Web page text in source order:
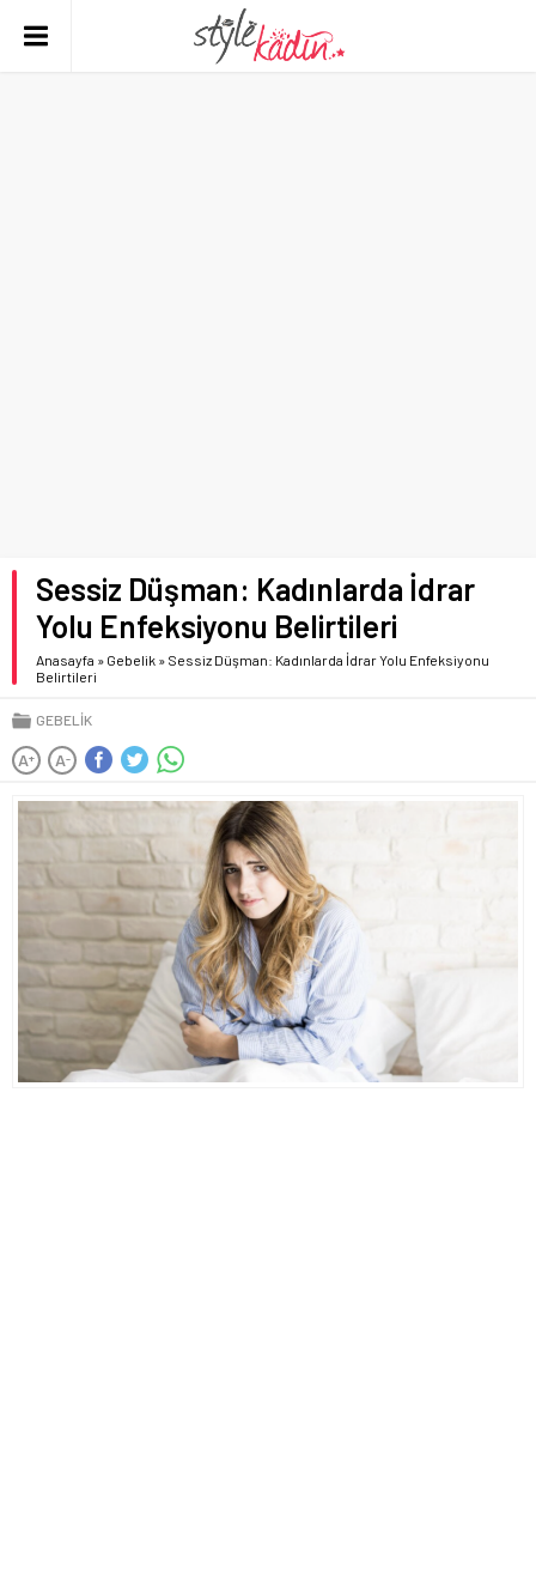
Sessiz Düşman: Kadınlarda İdrar
Yolu Enfeksiyonu Belirtileri
Anasayfa » Gebelik » Sessiz Düşman: Kadınlarda İdrar Yolu Enfeksiyonu
Belirtileri
GEBELIK
A+ A-